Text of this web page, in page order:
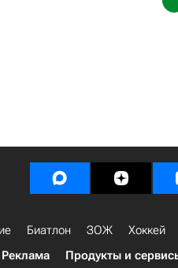
Биатлон ЗОЖ Хоккей
Реклама Продукты и